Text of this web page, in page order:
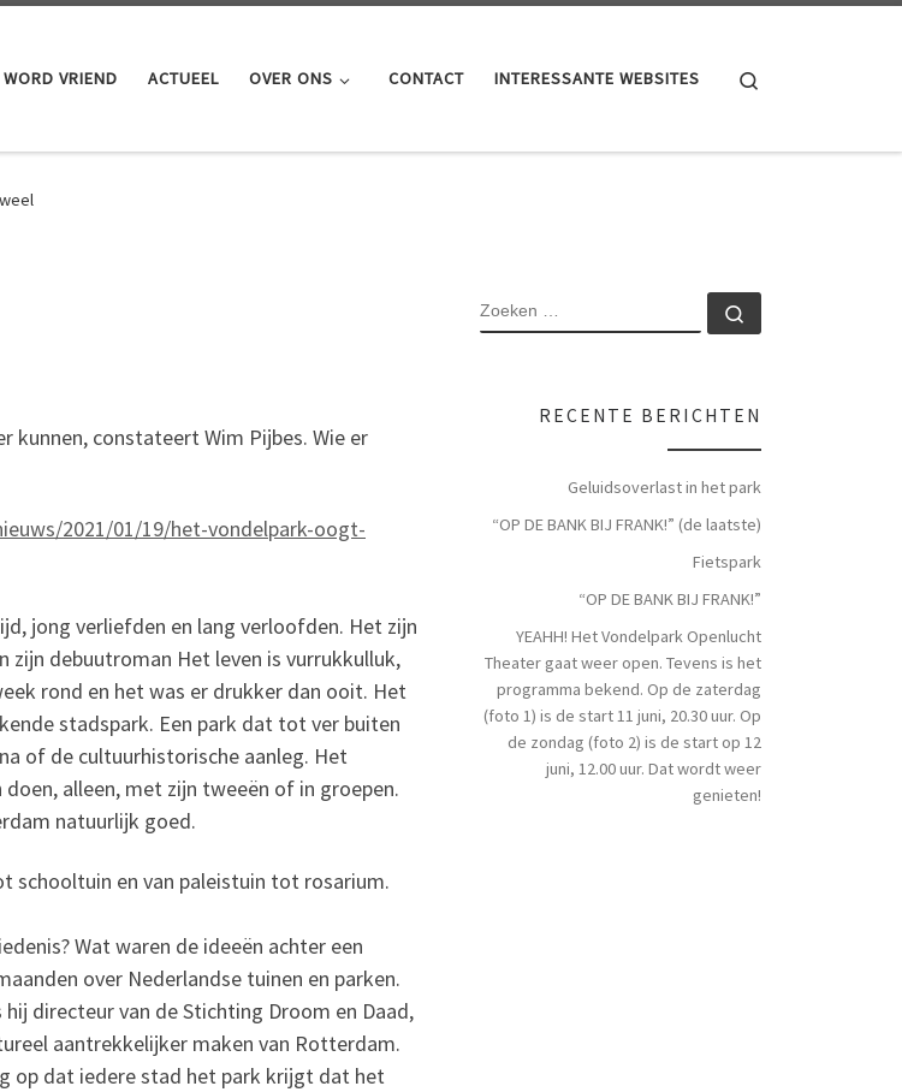
WORD VRIEND ACTUEEL OVER ONS CONTACT INTERESSANTE WEBSITES
kunnen, constateert Wim Pijbes. Wie er
2021/01/19/het-vondelpark-oogt-
jong verliefden en lang verloofden. Het zijn
zijn debuutroman Het leven is vurrukkulluk,
rond en het was er drukker dan ooit. Het
stadspark. Een park dat tot ver buiten
of de cultuurhistorische aanleg. Het
alleen, met zijn tweeën of in groepen.
natuurlijk goed.
schooltuin en van paleistuin tot rosarium.
Wat waren de ideeën achter een
over Nederlandse tuinen en parken.
directeur van de Stichting Droom en Daad,
aantrekkelijker maken van Rotterdam.
op dat iedere stad het park krijgt dat het
RECENTE BERICHTEN
Geluidsoverlast in het park
“OP DE BANK BIJ FRANK!” (de laatste)
Fietspark
“OP DE BANK BIJ FRANK!”
YEAHH! Het Vondelpark Openlucht
Theater gaat weer open. Tevens is het
programma bekend. Op de zaterdag
(foto 1) is de start 11 juni, 20.30 uur. Op
de zondag (foto 2) is de start op 12
juni, 12.00 uur. Dat wordt weer
genieten!